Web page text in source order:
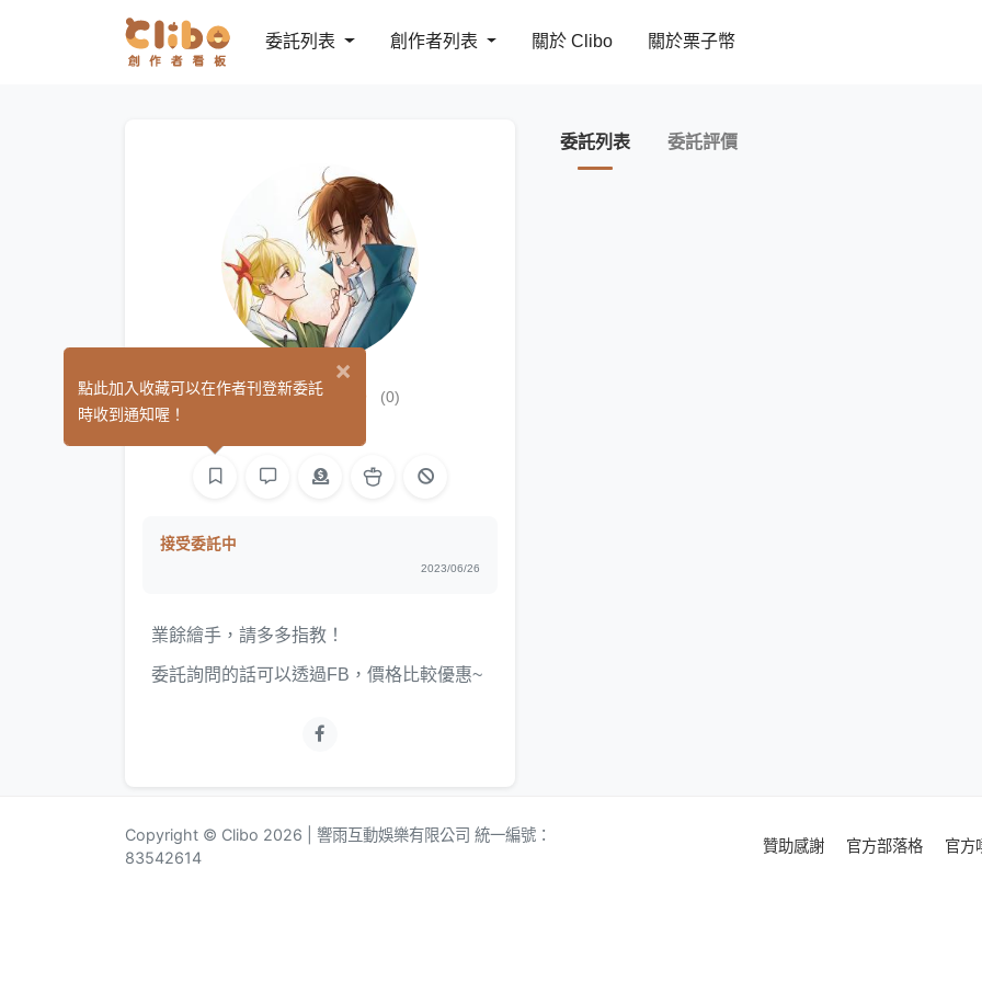
委託列表 創作者列表 關於 Clibo 關於栗子幣
Ta Boon (0)
接受委託中
2023/06/26
業餘繪手，請多多指教！
委託詢問的話可以透過FB，價格比較優惠~
委託列表 委託評價
Copyright © Clibo 2026 | 響雨互動娛樂有限公司 統一編號：
83542614
贊助感謝 官方部落格 官方
×
點此加入收藏可以在作者刊登新委託
時收到通知喔！